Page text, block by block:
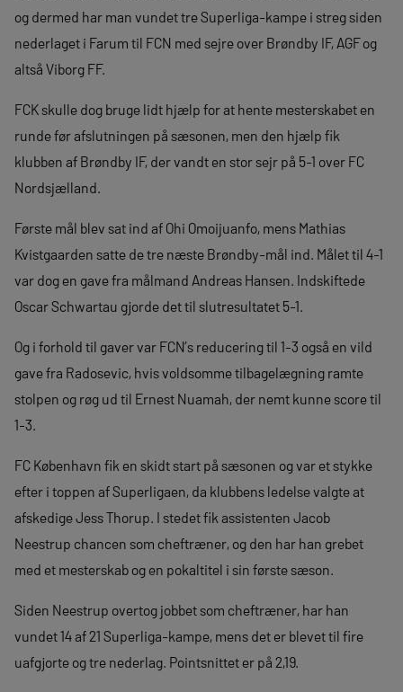
og dermed har man vundet tre Superliga-kampe i streg siden
nederlaget i Farum til FCN med sejre over Brøndby IF, AGF og
altså Viborg FF.
FCK skulle dog bruge lidt hjælp for at hente mesterskabet en
runde før afslutningen på sæsonen, men den hjælp fik
klubben af Brøndby IF, der vandt en stor sejr på 5-1 over FC
Nordsjælland.
Første mål blev sat ind af Ohi Omoijuanfo, mens Mathias
Kvistgaarden satte de tre næste Brøndby-mål ind. Målet til 4-1
var dog en gave fra målmand Andreas Hansen. Indskiftede
Oscar Schwartau gjorde det til slutresultatet 5-1.
Og i forhold til gaver var FCN’s reducering til 1-3 også en vild
gave fra Radosevic, hvis voldsomme tilbagelægning ramte
stolpen og røg ud til Ernest Nuamah, der nemt kunne score til
1-3.
FC København fik en skidt start på sæsonen og var et stykke
efter i toppen af Superligaen, da klubbens ledelse valgte at
afskedige Jess Thorup. I stedet fik assistenten Jacob
Neestrup chancen som cheftræner, og den har han grebet
med et mesterskab og en pokaltitel i sin første sæson.
Siden Neestrup overtog jobbet som cheftræner, har han
vundet 14 af 21 Superliga-kampe, mens det er blevet til fire
uafgjorte og tre nederlag. Pointsnittet er på 2,19.